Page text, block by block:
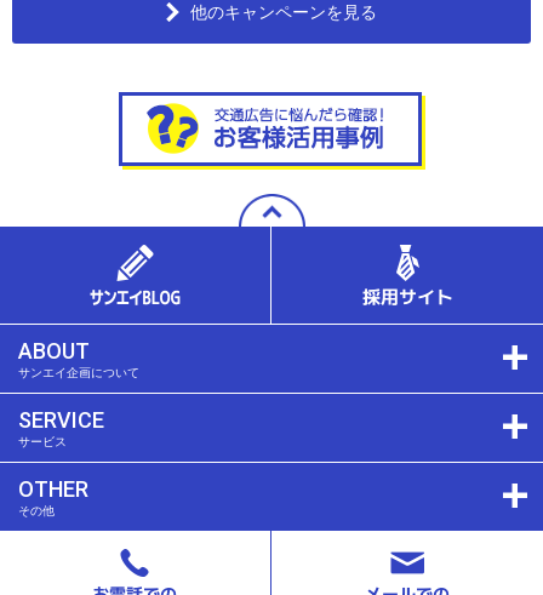
他のキャンペーンを見る
ABOUT
サンエイ企画について
SERVICE
サービス
OTHER
その他